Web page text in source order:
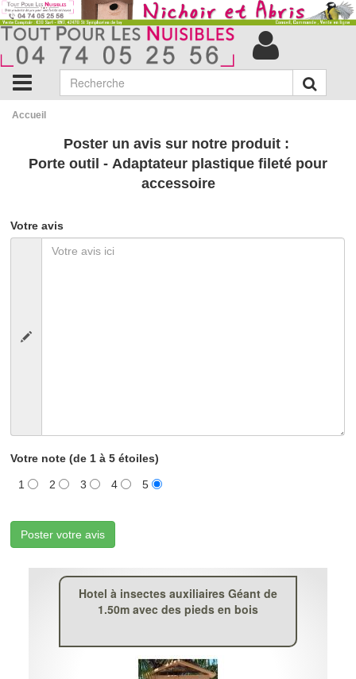
Accueil
Poster un avis sur notre produit :
Porte outil - Adaptateur plastique fileté pour
accessoire
Votre avis
Votre note (de 1 à 5 étoiles)
1 2 3 4 5
Poster votre avis
Hotel à insectes auxiliaires Géant de
1.50m avec des pieds en bois